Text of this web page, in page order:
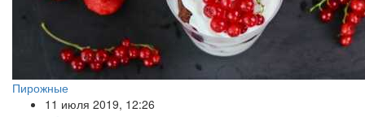
Пирожные
11 июля 2019, 12:26